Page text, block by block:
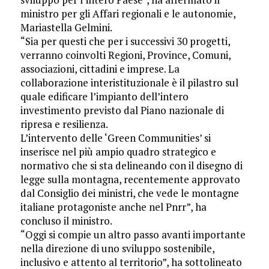
ministro per gli Affari regionali e le autonomie,
Mariastella Gelmini.
“Sia per questi che per i successivi 30 progetti,
verranno coinvolti Regioni, Province, Comuni,
associazioni, cittadini e imprese. La
collaborazione interistituzionale è il pilastro sul
quale edificare l’impianto dell’intero
investimento previsto dal Piano nazionale di
ripresa e resilienza.
L’intervento delle ‘Green Communities’ si
inserisce nel più ampio quadro strategico e
normativo che si sta delineando con il disegno di
legge sulla montagna, recentemente approvato
dal Consiglio dei ministri, che vede le montagne
italiane protagoniste anche nel Pnrr”, ha
concluso il ministro.
“Oggi si compie un altro passo avanti importante
nella direzione di uno sviluppo sostenibile,
inclusivo e attento al territorio”, ha sottolineato